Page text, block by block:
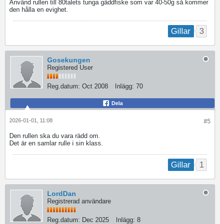
Använd rullen till 80talets tunga gäddfiske som var 40-50g så kommer
den hålla en evighet.
Gillar 3
Gosekungen
Registered User
Reg.datum: Oct 2008 Inlägg: 70
Dela
#5
2026-01-01, 11:08
Den rullen ska du vara rädd om.
Det är en samlar rulle i sin klass.
Gillar 1
LordDan
Registrerad användare
Reg.datum: Dec 2025 Inlägg: 8